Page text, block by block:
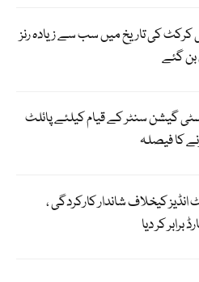
کرکٹ کی تاریخ میں سب سے زیادہ رنز
بن گئے
گیشن سنٹر کے قیام کیلئے پائلٹ
کا فیصلہ
کیخلاف شاندار کارکردگی ،
کر دیا